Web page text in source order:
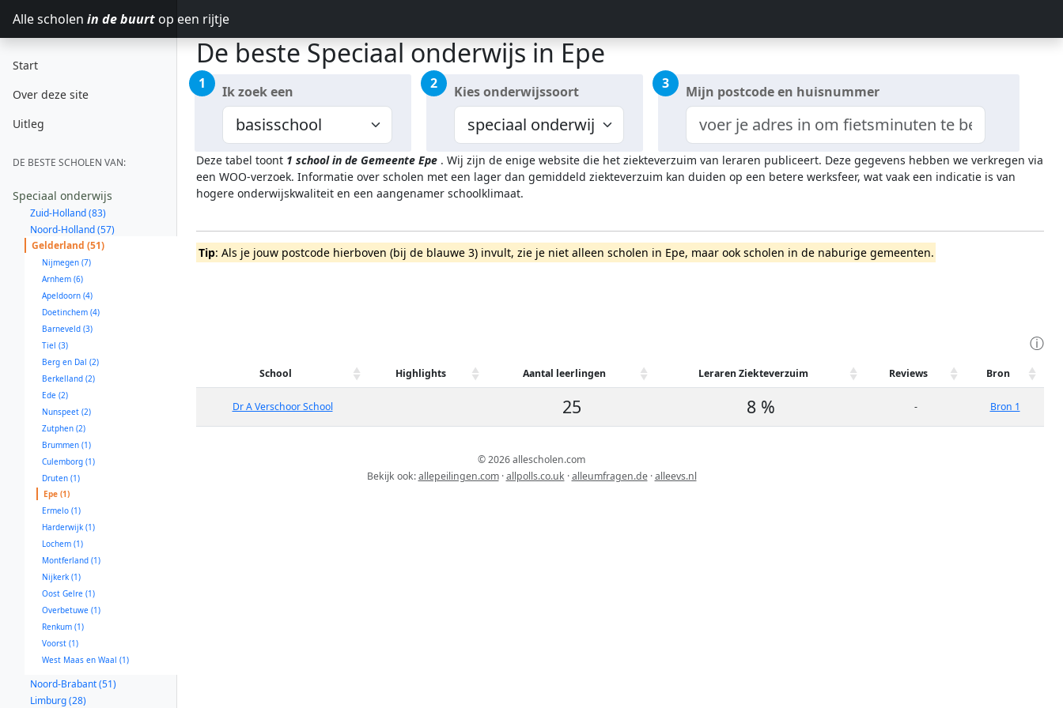
Alle scholen in de buurt op een rijtje
Start
Over deze site
Uitleg
DE BESTE SCHOLEN VAN:
Speciaal onderwijs
Zuid-Holland (83)
Noord-Holland (57)
Gelderland (51)
Nijmegen (7)
Arnhem (6)
Apeldoorn (4)
Doetinchem (4)
Barneveld (3)
Tiel (3)
Berg en Dal (2)
Berkelland (2)
Ede (2)
Nunspeet (2)
Zutphen (2)
Brummen (1)
Culemborg (1)
Druten (1)
Epe (1)
Ermelo (1)
Harderwijk (1)
Lochem (1)
Montferland (1)
Nijkerk (1)
Oost Gelre (1)
Overbetuwe (1)
Renkum (1)
Voorst (1)
West Maas en Waal (1)
Noord-Brabant (51)
Limburg (28)
De beste Speciaal onderwijs in Epe
1 Ik zoek een 2 Kies onderwijssoort 3 Mijn postcode en huisnummer
Deze tabel toont 1 school in de Gemeente Epe . Wij zijn de enige website die het ziekteverzuim van leraren publiceert. Deze gegevens hebben we verkregen via
een WOO-verzoek. Informatie over scholen met een lager dan gemiddeld ziekteverzuim kan duiden op een betere werksfeer, wat vaak een indicatie is van
hogere onderwijskwaliteit en een aangenamer schoolklimaat.
Tip: Als je jouw postcode hierboven (bij de blauwe 3) invult, zie je niet alleen scholen in Epe, maar ook scholen in de naburige gemeenten.
ⓘ
School Highlights Aantal leerlingen Leraren Ziekteverzuim Reviews Bron
Dr A Verschoor School 25 8 % - Bron 1
© 2026 allescholen.com
Bekijk ook:allepeilingen.com·allpolls.co.uk ·alleumfragen.de·alleevs.nl